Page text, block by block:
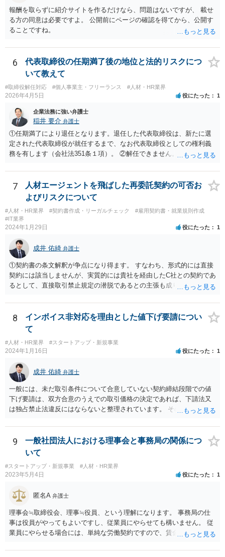
報酬を取らずに紹介サイトを作るだけなら、問題はないですが、 載せ
る方の同意は必要ですよ。 公開前にページの確認を得てから、公開す
ることですね。
6
代表取締役の任期満了後の地位と法的リスクにつ
いて教えて
#取締役解任対応 #個人事業主・フリーランス #人材・HR業界
2026年4月5日 役にたった 1
企業法務に強い弁護士
稲井 要介 弁護士
①任期満了により退任となります。退任した代表取締役は、新たに選
定された代表取締役が就任するまで、なお代表取締役としての権利義
務を有します（会社法351条１項）。 ②解任できません。 ③金融機関
可能性があります。また、権利義務代表取締役であっても、第三者か
ら損害賠償請求を受けるリスクがあります（会社法429条１項）。
7
人材エージェントを飛ばした再委託契約の可否お
よびリスクについて
#人材・HR業界 #契約書作成・リーガルチェック
#雇用契約書・就業規則作成
#IT業界
2024年1月29日 役にたった 1
成井 佑綺 弁護士
①契約書の条文解釈が争点になり得ます。 すなわち、形式的には直接
契約には該当しませんが、実質的には貴社を経由したC社との契約であ
るとして、直接取引禁止規定の潜脱であるとの主張も成り立ち得るも
請求を受ける）可能性もあります。 基本的には、A、B社間で覚書を締
結するなど話をまとめていただいた方が宜しいかと存じます。 ②本掲
示板は法律相談に関する掲示板となりますので、法的な観点に限定し
と考えられます。 もっとも、貴社がスキームの決定をA社と共同して
行った場合、A社から事後的に違約金の一部について求償請求を受ける
可能性も否定はできません。 そのため、仮に当該スキームを実施する
にしても、A社に上記リスク（違約金を請求されるリスク）を負担して
貰える状況かというところも一つのポイントになろうかと存じます。
8
インボイス非対応を理由とした値下げ要請につい
て
#人材・HR業界 #スタートアップ・新規事業
2024年1月16日 役にたった 1
成井 佑綺 弁護士
一般には、未だ取引条件について合意していない契約締結段階での値
下げ要請は、双方合意のうえでの取引価格の決定であれば、下請法又
は独占禁止法違反にはならないと整理されています。 そのため、先方
（以下「差額」。本来仕入先が負担すべき部分。）について、契約締
結交渉の段階で減額要請をすること自体は直ちにこれらの法律に違反
するものではないと思われます。 一方で、諸経費等に照らし著しく低
４条第１項第５号）違反や優越的地位の濫用として独占禁止法違反と
なる可能性もありますので、ベースとしては、上記の差額を念頭に置
き、その他仕入れや諸経費の支払なども加味して、価格交渉を行うと
良いでしょう。 参考：公正取引委員会「免税事業者及びその取引先の
インボイス制度への対応に関するQ&A」 https://www.jftc.go.jp/dk/guid
eline/unyoukijun/invoice_qanda.html
9
一般社団法人における理事会と事務局の関係につ
いて
#スタートアップ・新規事業 #人材・HR業界
2023年5月4日 役にたった 1
匿名A 弁護士
理事会≒取締役会、理事≒役員、という理解になります。 事務局の仕
事は役員がやってもよいですし、従業員にやらせても構いません。 従
業員にやらせる場合には、単純な労働契約ですので、賃金や労働条件
の同意があれば可能ですが、会社に例えると従業員をすべて取締役に